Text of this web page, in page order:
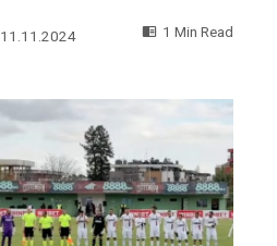
11.11.2024 1 Min Read